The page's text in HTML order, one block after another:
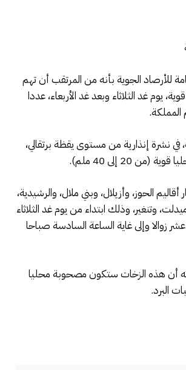
للأرصاد الجوية بأنه من المرتقب أن تهم
يوم غد الثلاثاء وبعد غد الأربعاء، عددا
نشرة إنذارية من مستوى يقظة برتقالي،
(من 20 إلى 40 ملم).
الحوز، وأزيلال، وبني ملال، والرشيدية،
وتنغير، وذلك ابتداء من يوم غد الثلاثاء
زوالا وإلى غاية الساعة السادسة صباحا
أن هذه الزخات ستكون مصحوبة محليا
البرد.